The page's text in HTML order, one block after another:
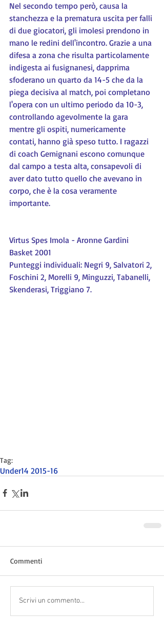
Nel secondo tempo però, causa la
stanchezza e la prematura uscita per falli
di due giocatori, gli imolesi prendono in
mano le redini dell'incontro. Grazie a una
difesa a zona che risulta particolamente
indigesta ai fusignanesi, dapprima
sfoderano un quarto da 14-5 che da la
piega decisiva al match, poi completano
l'opera con un ultimo periodo da 10-3,
controllando agevolmente la gara
mentre gli ospiti, numericamente
contati, hanno già speso tutto. I ragazzi
di coach Gemignani escono comunque
dal campo a testa alta, consapevoli di
aver dato tutto quello che avevano in
corpo, che è la cosa veramente
importante.
Virtus Spes Imola - Aronne Gardini
Basket 2001
Punteggi individuali: Negri 9, Salvatori 2,
Foschini 2, Morelli 9, Minguzzi, Tabanelli,
Skenderasi, Triggiano 7.
Tag:
Under14 2015-16
Commenti
Scrivi un commento...